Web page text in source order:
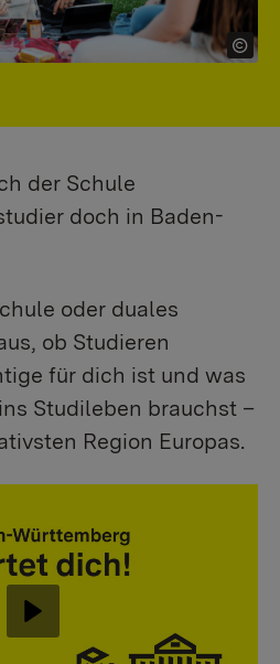
der Schule
doch in Baden-
oder duales
ob Studieren
für dich ist und was
Studileben brauchst –
Region Europas.
Abspielen